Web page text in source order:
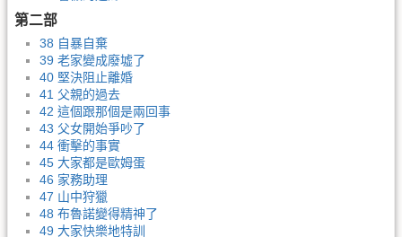
第二部
38 自暴自棄
39 老家變成廢墟了
40 堅決阻止離婚
41 父親的過去
42 這個跟那個是兩回事
43 父女開始爭吵了
44 衝擊的事實
45 大家都是歐姆蛋
46 家務助理
47 山中狩獵
48 布魯諾變得精神了
49 大家快樂地特訓